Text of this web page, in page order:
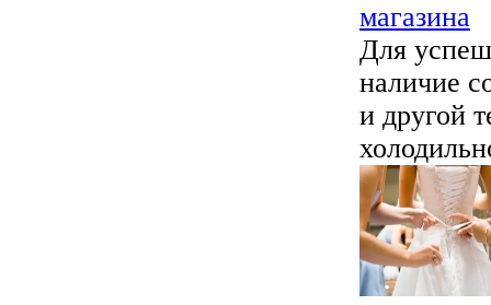
магазина
Для
наличие
и другой